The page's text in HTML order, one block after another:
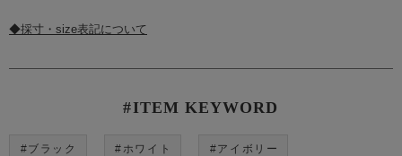
◆採寸・size表記について
#ITEM KEYWORD
#ブラック #ホワイト #アイボリー